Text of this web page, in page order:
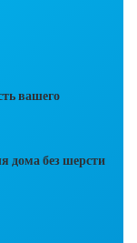
вашего
дома без шерсти